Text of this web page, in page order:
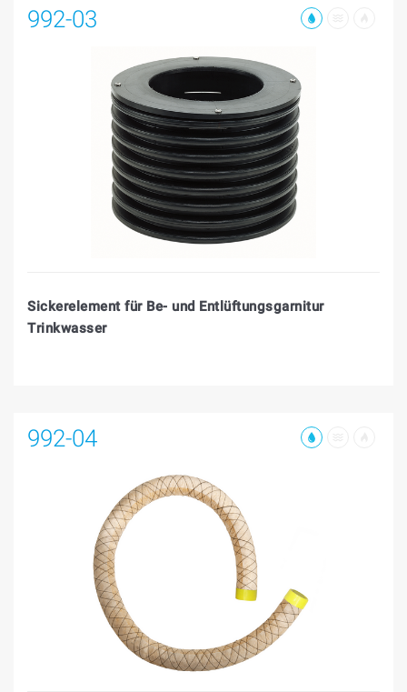
992-03
Sickerelement für Be- und Entlüftungsgarnitur
Trinkwasser
992-04